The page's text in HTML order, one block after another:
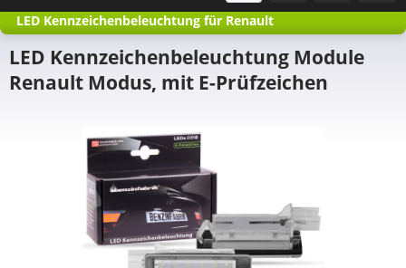
LED Kennzeichenbeleuchtung für Renault
LED Kennzeichenbeleuchtung Module
Renault Modus, mit E-Prüfzeichen